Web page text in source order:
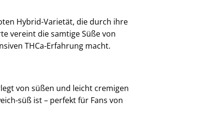
Hybrid-Varietät, die durch ihre
vereint die samtige Süße von
THCa-Erfahrung macht.
von süßen und leicht cremigen
süß ist – perfekt für Fans von